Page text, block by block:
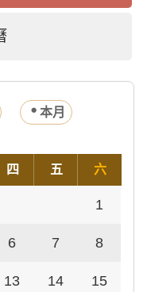
本月
四 五 六
1
6 7 8
13 14 15